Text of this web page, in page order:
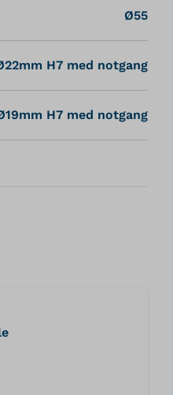
Ø55
H7 med notgang
H7 med notgang